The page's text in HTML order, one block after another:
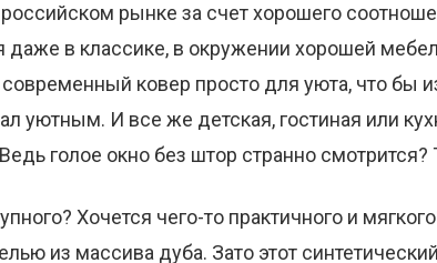
рынке за счет хорошего
даже в классике, в окружении хорошей
ковер просто для уюта, что бы
уютным. И все же детская, гостиная или
голое окно без штор странно
Хочется чего-то практичного и
из массива дуба. Зато этот